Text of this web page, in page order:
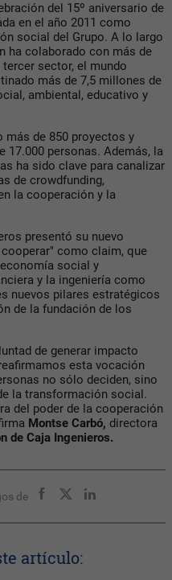
del 15º aniversario de
en el año 2011 como
social del Grupo. A lo largo
ha colaborado con más de
sector, el mundo
más de 7,5 millones de
ambiental, educativo y
más de 850 proyectos y
17.000 personas. Además, la
ha sido clave para canalizar
de crowdfunding,
la cooperación y la
presentó su nuevo
como claim, que
social y
y la ingeniería como
nuevos pilares estratégicos
de la fundación de los
de generar impacto
esta vocación
no sólo deciden, sino
la transformación social.
del poder de la cooperación
Montse Carbó, directora
de Caja Ingenieros.
de
artículo: